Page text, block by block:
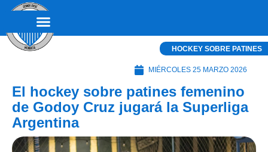
HOCKEY SOBRE PATINES
MIÉRCOLES 25 MARZO 2026
El hockey sobre patines femenino
de Godoy Cruz jugará la Superliga
Argentina